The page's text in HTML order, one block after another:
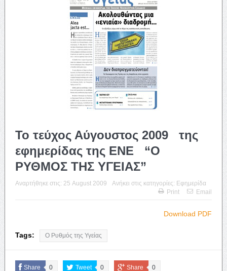
Το τεύχος Αύγουστος 2009 της
εφημερίδας της ΕΝΕ “Ο
ΡΥΘΜΟΣ ΤΗΣ ΥΓΕΙΑΣ”
Αναρτήθηκε στις: 25 August 2009 Ανήκει στις κατηγορίες: Εφημερίδα
Print
Email
Download PDF
Tags: Ο Ρυθμός της Υγείας
Share 0 Tweet 0 Share 0